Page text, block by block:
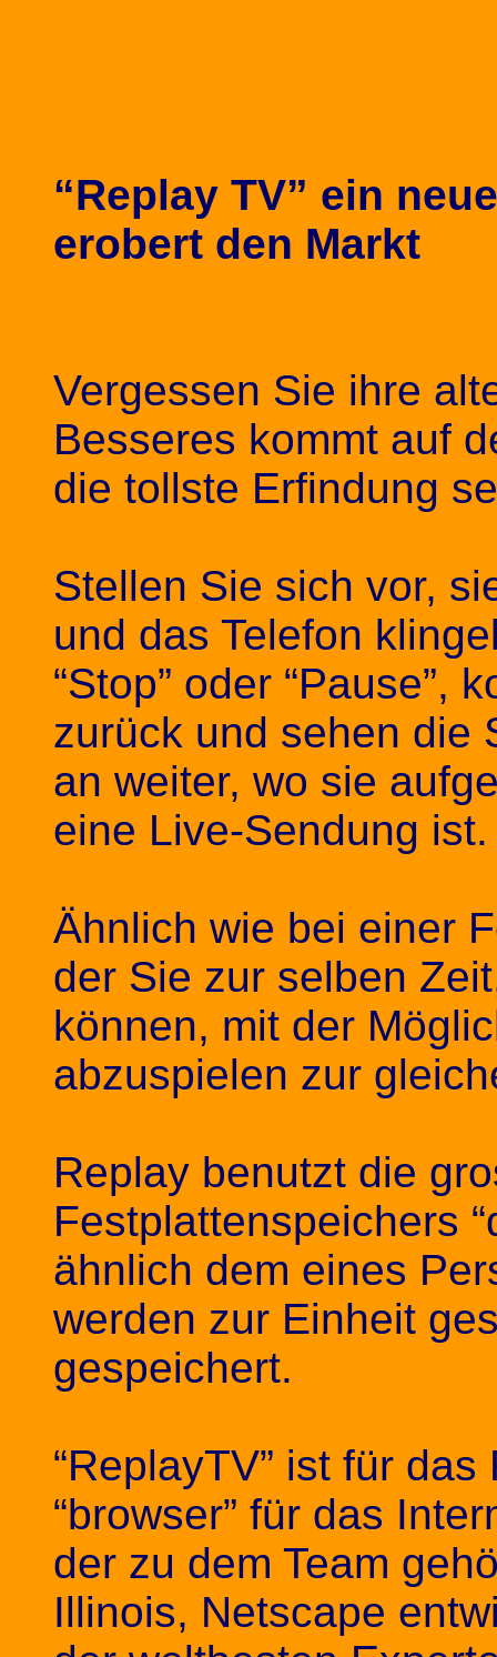
“Replay TV” ein
erobert den Markt
Vergessen Sie ihre
Besseres kommt auf
die tollste Erfindung
Stellen Sie sich vor,
und das Telefon
“Stop” oder “Pause”,
zurück und sehen die
an weiter, wo sie
eine Live-Sendung
Ähnlich wie bei einer
der Sie zur selben
können, mit der
abzuspielen zur
Replay benutzt die
Festplattenspeichers
ähnlich dem eines
werden zur Einheit
gespeichert.
“ReplayTV” ist für
“browser” für das
der zu dem Team
Illinois, Netscape